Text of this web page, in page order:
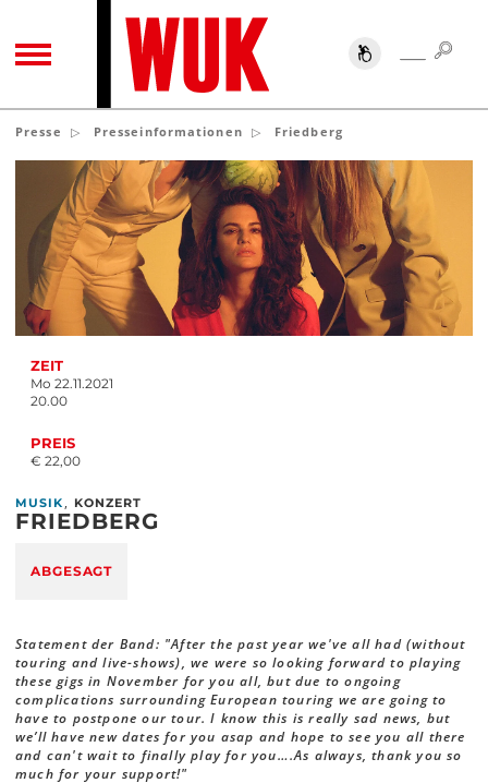
TOGGLE NAVIGATION SUCHE
Presse Presseinformationen Friedberg
ZEIT
Mo 22.11.2021
20.00
PREIS
€ 22,00
MUSIK , KONZERT
FRIEDBERG
ABGESAGT
Statement der Band: "After the past year we've all had (without
touring and live-shows), we were so looking forward to playing
these gigs in November for you all, but due to ongoing
complications surrounding European touring we are going to
have to postpone our tour. I know this is really sad news, but
we’ll have new dates for you asap and hope to see you all there
and can't wait to finally play for you….As always, thank you so
much for your support!"